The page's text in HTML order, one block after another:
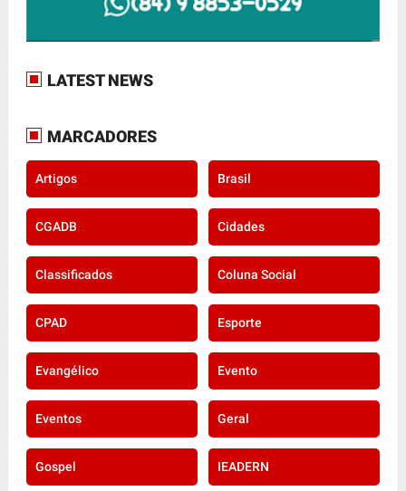
LATEST NEWS
MARCADORES
Artigos Brasil
CGADB Cidades
Classificados Coluna Social
CPAD Esporte
Evangélico Evento
Eventos Geral
Gospel IEADERN